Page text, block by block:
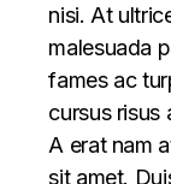
nisi. At
malesuada
fames ac
cursus risus
A erat nam
sit amet.